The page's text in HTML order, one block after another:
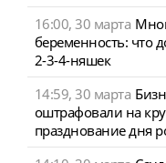
16:00, 30 марта
беременность: что
2-3-4-няшек
14:59, 30 марта
оштрафовали на
празднование дня